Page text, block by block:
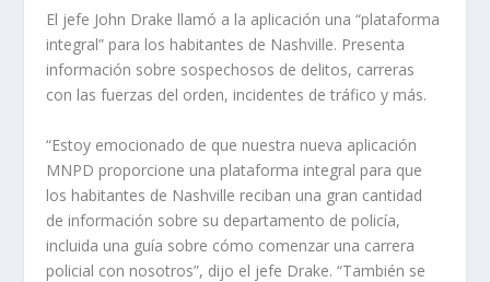
El jefe John Drake llamó a la aplicación una “plataforma
integral” para los habitantes de Nashville. Presenta
información sobre sospechosos de delitos, carreras
con las fuerzas del orden, incidentes de tráfico y más.
“Estoy emocionado de que nuestra nueva aplicación
MNPD proporcione una plataforma integral para que
los habitantes de Nashville reciban una gran cantidad
de información sobre su departamento de policía,
incluida una guía sobre cómo comenzar una carrera
policial con nosotros”, dijo el jefe Drake. “También se